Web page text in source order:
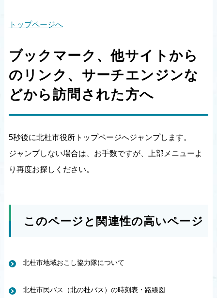
トップページへ
ブックマーク、他サイトから
のリンク、サーチエンジンな
どから訪問された方へ
5秒後に北杜市役所トップページへジャンプします。
ジャンプしない場合は、お手数ですが、上部メニューよ
り再度お探しください。
このページと関連性の高いページ
北杜市地域おこし協力隊について
北杜市民バス（北の杜バス）の時刻表・路線図